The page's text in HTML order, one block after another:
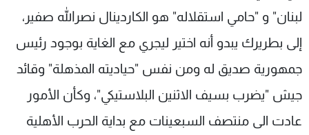
لبنان" و "حامي استقلاله" هو الكاردينال نصرالله صفير،
إلى بطريرك يبدو أنه اختير ليجري مع الغاية بوجود رئيس
جمهورية صديق له ومن نفس "حياديته المذهلة" وقائد
جيش "يضرب بسيف الاثنين البلاستيكي"، وكأن الأمور
عادت الى منتصف السبعينات مع بداية الحرب الأهلية